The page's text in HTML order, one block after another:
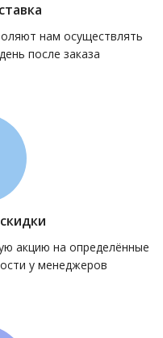
нам осуществлять
после заказа
акцию на определённые
у менеджеров